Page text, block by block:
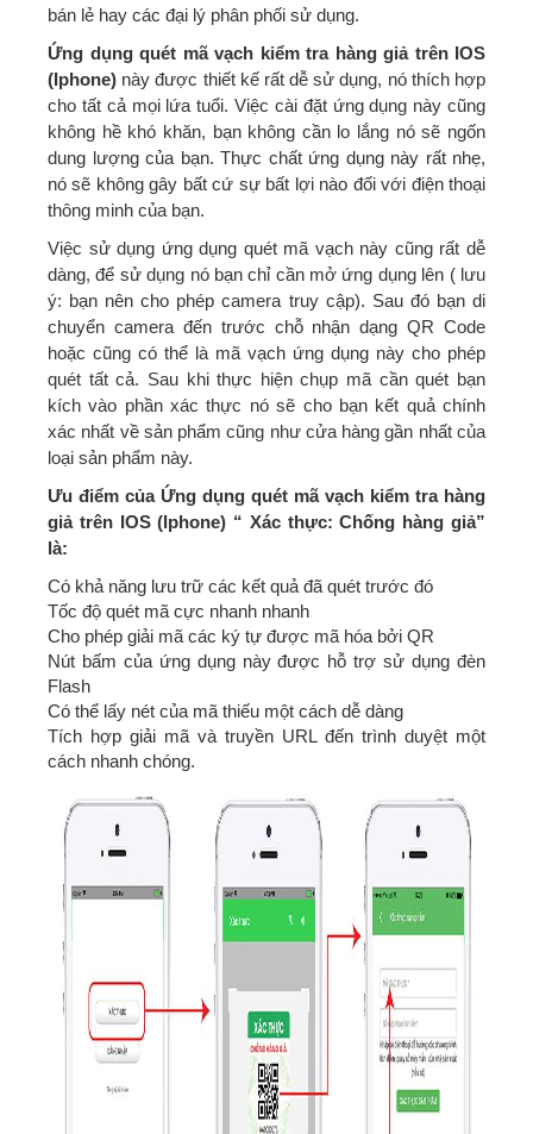
bán lẻ hay các đại lý phân phối sử dụng.
Ứng dụng quét mã vạch kiểm tra hàng giả trên IOS
(Iphone) này được thiết kế rất dễ sử dụng, nó thích hợp
cho tất cả mọi lứa tuổi. Việc cài đặt ứng dụng này cũng
không hề khó khăn, bạn không cần lo lắng nó sẽ ngốn
dung lượng của bạn. Thực chất ứng dụng này rất nhẹ,
nó sẽ không gây bất cứ sự bất lợi nào đối với điện thoại
thông minh của bạn.
Việc sử dụng ứng dụng quét mã vạch này cũng rất dễ
dàng, để sử dụng nó bạn chỉ cần mở ứng dụng lên ( lưu
ý: bạn nên cho phép camera truy cập). Sau đó bạn di
chuyển camera đến trước chỗ nhận dạng QR Code
hoặc cũng có thể là mã vạch ứng dụng này cho phép
quét tất cả. Sau khi thực hiện chụp mã cần quét bạn
kích vào phần xác thực nó sẽ cho bạn kết quả chính
xác nhất về sản phẩm cũng như cửa hàng gần nhất của
loại sản phẩm này.
Ưu điểm của Ứng dụng quét mã vạch kiểm tra hàng
giả trên IOS (Iphone) “ Xác thực: Chống hàng giả”
là:
Có khả năng lưu trữ các kết quả đã quét trước đó
Tốc độ quét mã cực nhanh nhanh
Cho phép giải mã các ký tự được mã hóa bởi QR
Nút bấm của ứng dụng này được hỗ trợ sử dụng đèn
Flash
Có thể lấy nét của mã thiếu một cách dễ dàng
Tích hợp giải mã và truyền URL đến trình duyệt một
cách nhanh chóng.